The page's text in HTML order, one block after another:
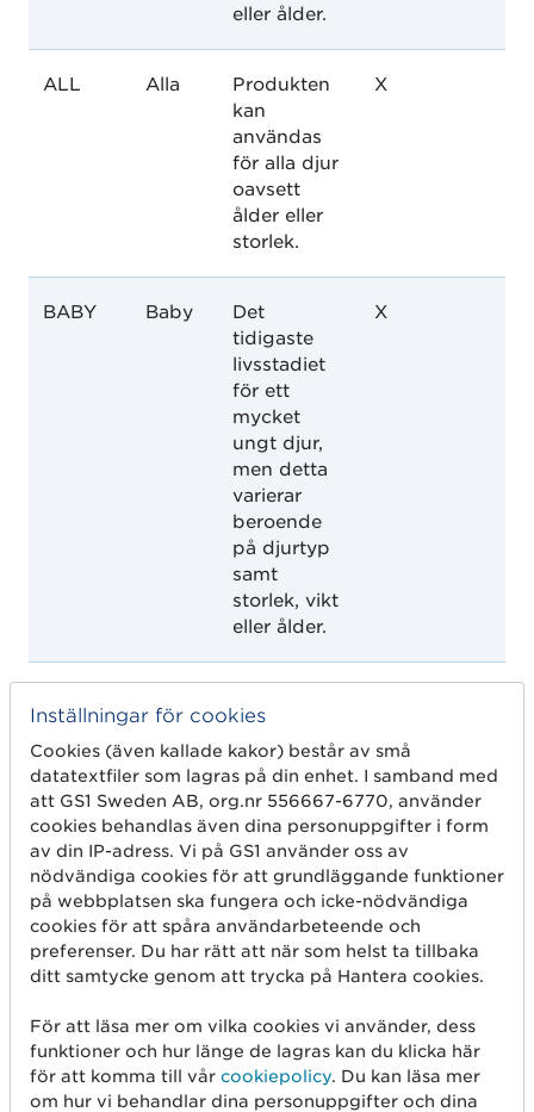
eller ålder.
ALL Alla
Produkten
kan
användas
för alla djur
oavsett
ålder eller
storlek.
X
BABY Baby
Det
tidigaste
livsstadiet
för ett
mycket
ungt djur,
men detta
varierar
beroende
på djurtyp
samt
storlek, vikt
eller ålder.
X
livsstadiet
för ett djur,
men detta
varierar
beroende
på djurtyp
samt
storlek, vikt
eller ålder.
Inställningar för cookies
Cookies (även kallade kakor) består av små
datatextfiler som lagras på din enhet. I samband med
att GS1 Sweden AB, org.nr 556667-6770, använder
cookies behandlas även dina personuppgifter i form
av din IP-adress. Vi på GS1 använder oss av
nödvändiga cookies för att grundläggande funktioner
på webbplatsen ska fungera och icke-nödvändiga
cookies för att spåra användarbeteende och
preferenser. Du har rätt att när som helst ta tillbaka
ditt samtycke genom att trycka på Hantera cookies.
För att läsa mer om vilka cookies vi använder, dess
funktioner och hur länge de lagras kan du klicka här
för att komma till vår cookiepolicy. Du kan läsa mer
om hur vi behandlar dina personuppgifter och dina